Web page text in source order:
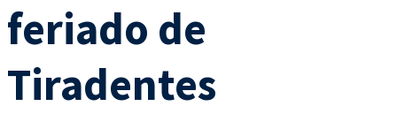
feriado de
Tiradentes